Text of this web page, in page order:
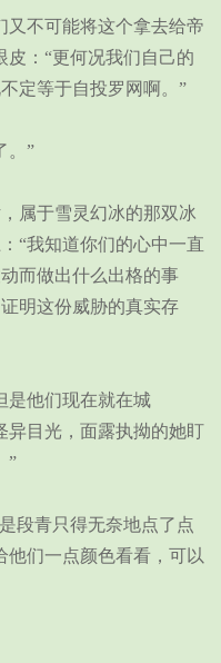
不可能将这个拿去给帝
皮：“更何况我们自己的
定等于自投罗网啊。”
。”
于雪灵幻冰的那双冰
“我知道你们的心中一直
而做出什么出格的事
明这份威胁的真实存
他们现在就在城
异目光，面露执拗的她盯
”
青只得无奈地点了点
他们一点颜色看看，可以